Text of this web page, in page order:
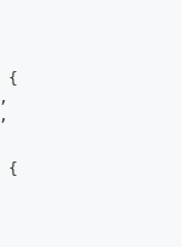
{
,
,
{